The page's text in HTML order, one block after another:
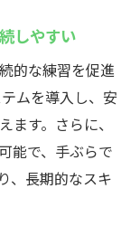
しやすい
的な練習を促進
ムを導入し、安
す。さらに、
能で、手ぶらで
、長期的なスキ